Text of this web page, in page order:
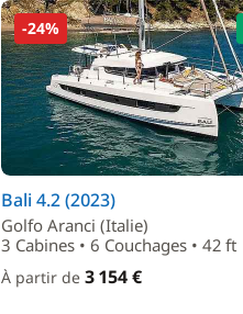
-24%
Bali 4.2 (2023)
Golfo Aranci (Italie)
3 Cabines • 6 Couchages • 42 ft
À partir de 3 154 €